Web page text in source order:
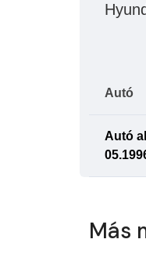
Autó
Autó
Más